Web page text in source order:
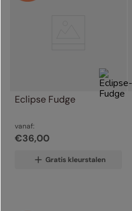
Eclipse Fudge
vanaf:
€36,00
Gratis kleurstalen